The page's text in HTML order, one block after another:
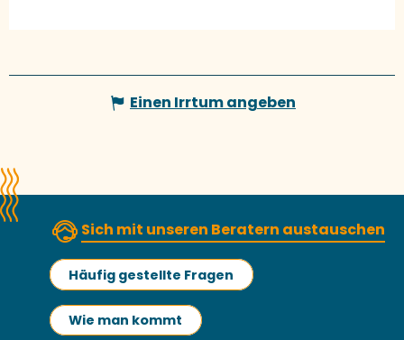
Einen Irrtum angeben
Sich mit unseren Beratern austauschen
Häufig gestellte Fragen
Wie man kommt